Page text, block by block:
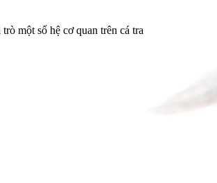
một số hệ cơ quan trên cá tra